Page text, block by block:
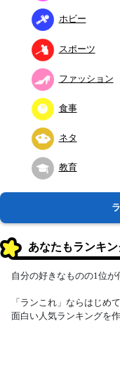
ホビー
スポーツ
ファッション
食事
ネタ
教育
あなたもランキ
自分の好きなものの1位
「ランこれ」ならはじめ
面白い人気ランキングを作